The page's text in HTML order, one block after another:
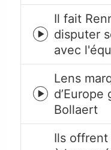
Episode
play
icon
Il fait
disputer
avec
Episode
play
icon
Lens
Bollaert
Ils offrent